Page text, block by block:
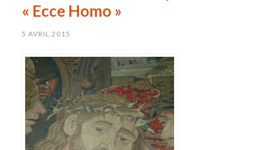
« Ecce Homo »
5 AVRIL 2015